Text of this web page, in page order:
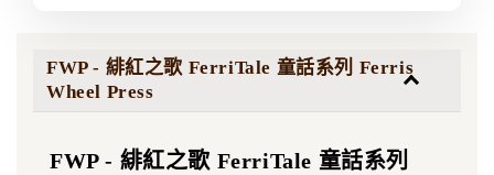
FWP - 緋紅之歌 FerriTale 童話系列 Ferris
Wheel Press
FWP - 緋紅之歌 FerriTale 童話系列